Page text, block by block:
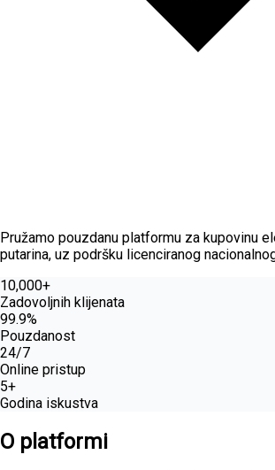
Pružamo pouzdanu platformu za kupovinu
putarina, uz podršku licenciranog
10,000+
Zadovoljnih klijenata
99.9%
Pouzdanost
24/7
Online pristup
5+
Godina iskustva
O platformi